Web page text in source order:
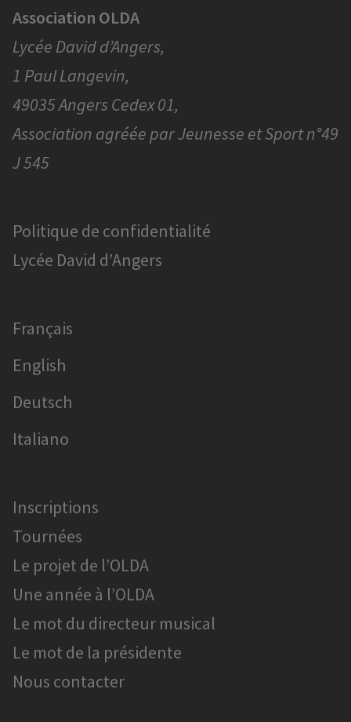
Association OLDA
Lycée David d’Angers,
1 Paul Langevin,
49035 Angers Cedex 01,
Association agréée par Jeunesse et Sport n°49
J 545
Politique de confidentialité
Lycée David d’Angers
Français
English
Deutsch
Italiano
Inscriptions
Tournées
Le projet de l’OLDA
Une année à l’OLDA
Le mot du directeur musical
Le mot de la présidente
Nous contacter